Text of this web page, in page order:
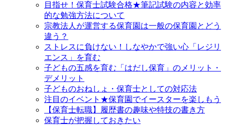
目指せ！保育士試験合格★筆記試験の内容と効率
的な勉強方法について
宗教法人が運営する保育園は一般の保育園とどう
違う？
ストレスに負けない！しなやかで強い心「レジリ
エンス」を育む
子どもの五感を育む「はだし保育」のメリット・
デメリット
子どものおねしょ・保育士としての対応法
注目のイベント★保育園でイースターを楽しもう
【保育士転職】履歴書の趣味や特技の書き方
保育士が把握しておきたい